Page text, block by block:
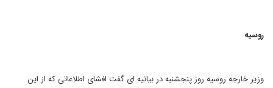
روسیه
وزیر خارجه روسیه روز پنجشنبه در بیانیه ای گفت افشای اطلاعاتی که از این